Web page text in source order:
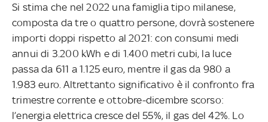
Si stima che nel 2022 una famiglia tipo milanese,
composta da tre o quattro persone, dovrà sostenere
importi doppi rispetto al 2021: con consumi medi
annui di 3.200 kWh e di 1.400 metri cubi, la luce
passa da 611 a 1.125 euro, mentre il gas da 980 a
1.983 euro. Altrettanto significativo è il confronto fra
trimestre corrente e ottobre-dicembre scorso:
l’energia elettrica cresce del 55%, il gas del 42%. Lo